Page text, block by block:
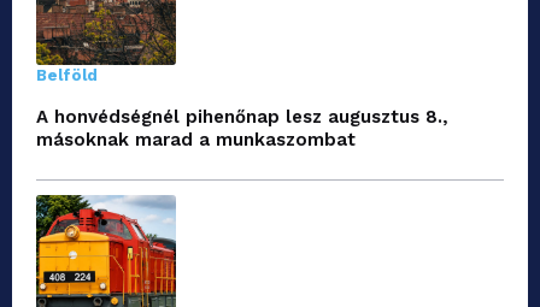
Belföld
A honvédségnél pihenőnap lesz augusztus 8.,
másoknak marad a munkaszombat